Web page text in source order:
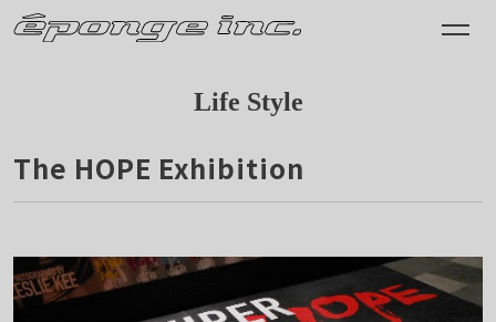
Life Style
The HOPE Exhibition